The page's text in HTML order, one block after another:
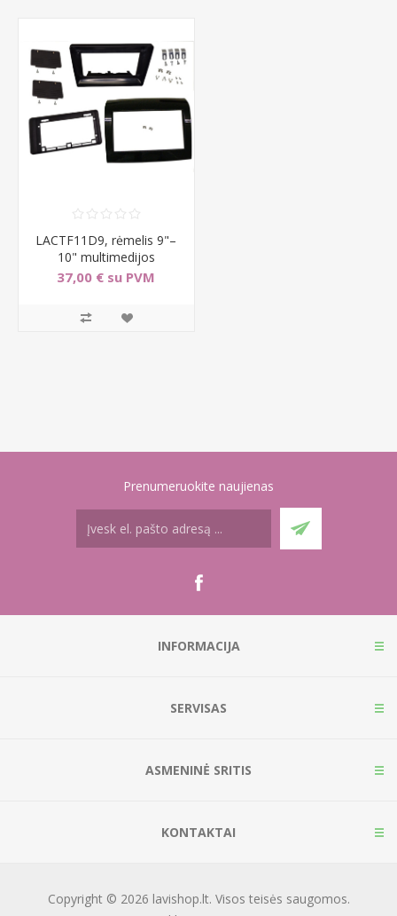
LACTF11D9, rėmelis 9"–
10" multimedijos
grotuvams Citroen, Fiat,
37,00 € su PVM
Prenumeruokite naujienas
INFORMACIJA
SERVISAS
ASMENINĖ SRITIS
KONTAKTAI
Copyright © 2026 lavishop.lt. Visos teisės saugomos.